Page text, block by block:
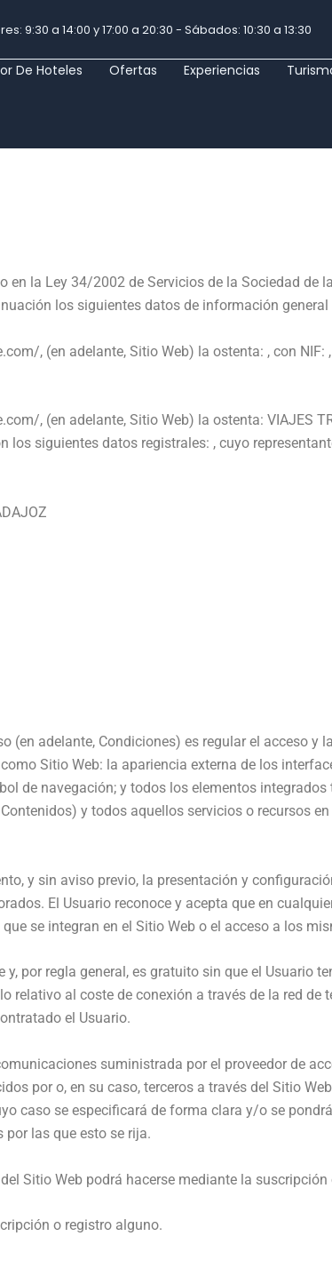
9:30 a 14:00 y 17:00 a 20:30 - Sábados: 10:30 a 13:30
De Hoteles Ofertas Experiencias
la Ley 34/2002 de Servicios de la Sociedad de
los siguientes datos de información general
, (en adelante, Sitio Web) la ostenta: , con
, (en adelante, Sitio Web) la ostenta: VIAJES
los siguientes datos registrales: , cuyo
(en adelante, Condiciones) es regular el acceso y
Sitio Web: la apariencia externa de los
de navegación; y todos los elementos
y todos aquellos servicios o recursos
y sin aviso previo, la presentación y
El Usuario reconoce y acepta que en
se integran en el Sitio Web o el acceso a los
por regla general, es gratuito sin que el Usuario
relativo al coste de conexión a través de la red de
el Usuario.
suministrada por el proveedor de
por o, en su caso, terceros a través del Sitio
caso se especificará de forma clara y/o se
por las que esto se rija.
Sitio Web podrá hacerse mediante la
o registro alguno.